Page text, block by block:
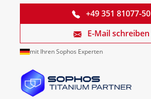
+49 351 81077-50
E-Mail schreiben
mit Ihren Sophos Experten